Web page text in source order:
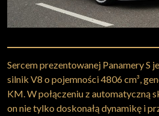
Sercem prezentowanej Panamery S
silnik V8 o pojemności 4806 cm³,
KM. W połączeniu z automatyczną
on nie tylko doskonałą dynamikę i